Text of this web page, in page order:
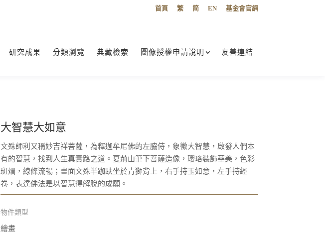
首頁 繁 简 EN 基金會官網
研究成果 分類瀏覽 典藏檢索 圖像授權申請說明 友善連結
大智慧大如意
文殊師利又稱妙吉祥菩薩，為釋迦牟尼佛的左脇侍，象徵大智慧，啟發人們本
有的智慧，找到人生真實路之道。夏荊山筆下菩薩造像，瓔珞裝飾華美，色彩
斑斕，線條流暢；畫面文殊半跏趺坐於青獅背上，右手持玉如意，左手持經
卷，表達佛法是以智慧得解脫的成願。
物件類型
繪畫